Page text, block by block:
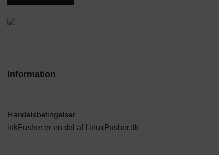
Information
Handelsbetingelser
inkPusher er en del af
LinuxPusher.dk